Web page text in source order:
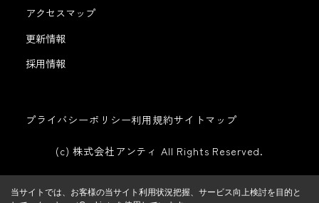
アクセスマップ
更新情報
採用情報
プライバシーポリシー利用規約サイトマップ
(c) 株式会社アンティ All Rights Reserved.
当サイトでは、お客様の当サイト利用状況把握、サービス向上検討を目的と